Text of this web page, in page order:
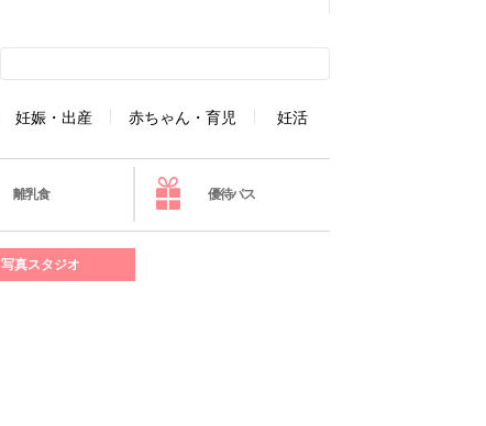
妊娠・出産 赤ちゃん・育児 妊活
離乳食 優待パス
写真スタジオ